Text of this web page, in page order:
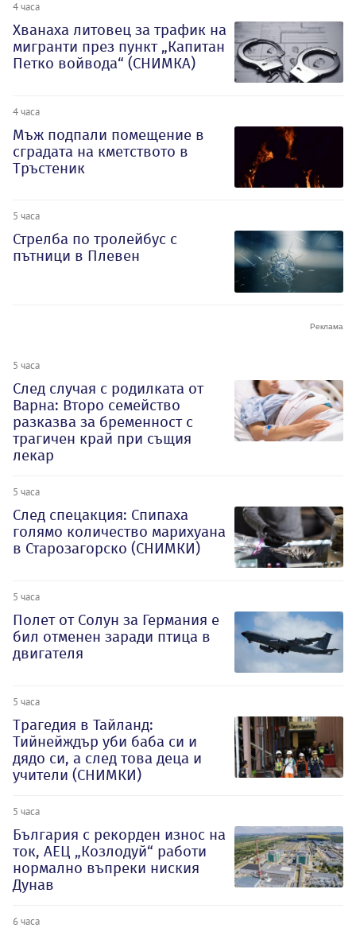
4 часа
Хванаха литовец за трафик на
мигранти през пункт „Капитан
Петко войвода“ (СНИМКА)
4 часа
Мъж подпали помещение в
сградата на кметството в
Тръстеник
5 часа
Стрелба по тролейбус с
пътници в Плевен
5 часа
След случая с родилката от
Варна: Второ семейство
разказва за бременност с
трагичен край при същия
лекар
5 часа
След спецакция: Спипаха
голямо количество марихуана
в Старозагорско (СНИМКИ)
5 часа
Полет от Солун за Германия е
бил отменен заради птица в
двигателя
5 часа
Трагедия в Тайланд:
Тийнейждър уби баба си и
дядо си, а след това деца и
учители (СНИМКИ)
5 часа
България с рекорден износ на
ток, АЕЦ „Козлодуй“ работи
нормално въпреки ниския
Дунав
6 часа